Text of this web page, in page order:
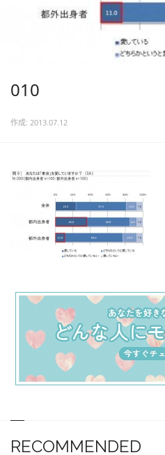
010
作成: 2013.07.12
RECOMMENDED